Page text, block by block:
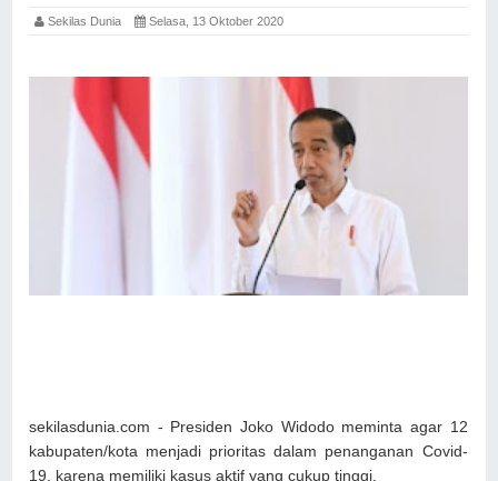
Sekilas Dunia Selasa, 13 Oktober 2020
sekilasdunia.com - Presiden Joko Widodo meminta agar 12
kabupaten/kota menjadi prioritas dalam penanganan Covid-
19, karena memiliki kasus aktif yang cukup tinggi.